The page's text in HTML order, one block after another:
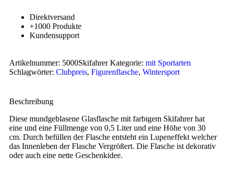
Direktversand
+1000 Produkte
Kundensupport
Artikelnummer: 5000SkifahrerKategorie: mit Sportarten
Schlagwörter: Clubpreis, Figurenflasche, Wintersport
Beschreibung
Diese mundgeblasene Glasflasche mit farbigem Skifahrer hat
eine und eine Füllmenge von 0,5 Liter und eine Höhe von 30
cm. Durch befüllen der Flasche entsteht ein Lupeneffekt welcher
das Innenleben der Flasche Vergrößert. Die Flasche ist dekorativ
oder auch eine nette Geschenkidee.